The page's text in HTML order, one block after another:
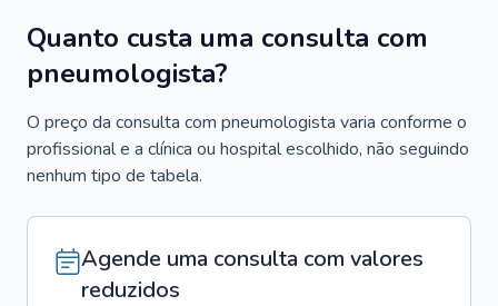
Quanto custa uma consulta com
pneumologista?
O preço da consulta com pneumologista varia conforme o
profissional e a clínica ou hospital escolhido, não seguindo
nenhum tipo de tabela.
Agende uma consulta com valores
reduzidos